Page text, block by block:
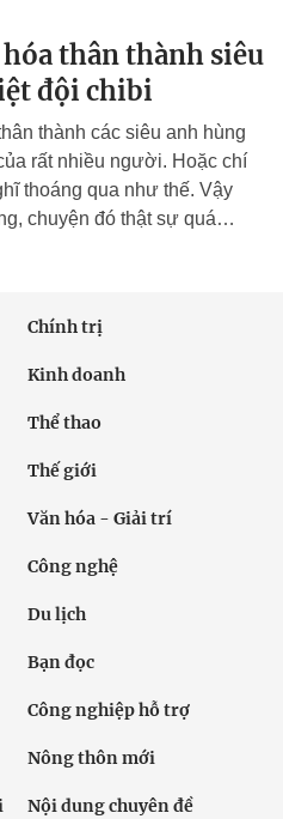
thân thành siêu
đội chibi
thành các siêu anh hùng
rất nhiều người. Hoặc chí
thoáng qua như thế. Vậy
chuyện đó thật sự quá…
Chính trị
Kinh doanh
Thể thao
Thế giới
Văn hóa - Giải trí
Công nghệ
Du lịch
Bạn đọc
Công nghiệp hỗ trợ
Nông thôn mới
Nội dung chuyên đề